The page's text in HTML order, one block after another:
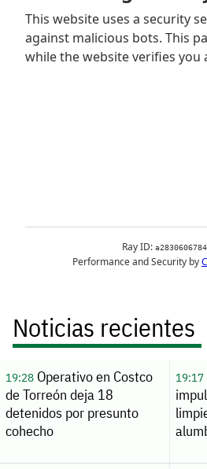
Noticias recientes
19:28Operativo en Costco
de Torreón deja 18
detenidos por presunto
cohecho
19:17